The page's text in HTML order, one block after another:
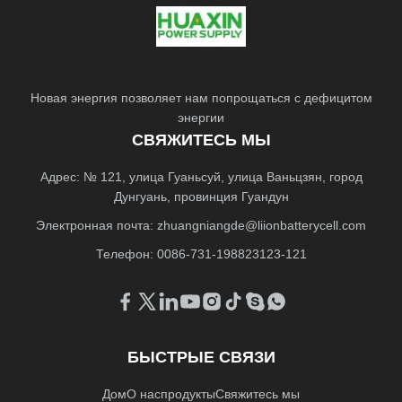
Новая энергия позволяет нам попрощаться с дефицитом
энергии
СВЯЖИТЕСЬ МЫ
Адрес: № 121, улица Гуаньсуй, улица Ваньцзян, город
Дунгуань, провинция Гуандун
Электронная почта: zhuangniangde@liionbatterycell.com
Телефон: 0086-731-198823123-121
БЫСТРЫЕ СВЯЗИ
ДомО наспродуктыСвяжитесь мы